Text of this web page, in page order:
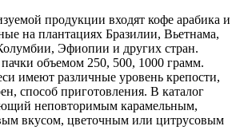
продукции входят кофе арабика и
на плантациях Бразилии, Вьетнама,
Эфиопии и других стран.
объемом 250, 500, 1000 грамм.
имеют различные уровень крепости,
способ приготовления. В каталог
неповторимым карамельным,
вкусом, цветочным или цитрусовым